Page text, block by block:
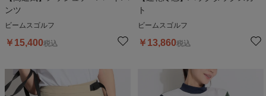
ンツ
ビームスゴルフ
￥ 15,400税込
ト
ビームスゴルフ
￥ 13,860税込